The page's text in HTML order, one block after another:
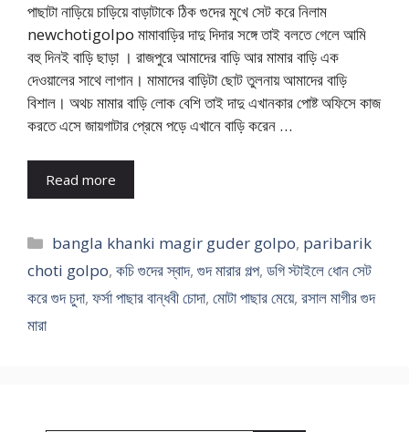
পাছাটা নাড়িয়ে চাড়িয়ে বাড়াটাকে ঠিক গুদের মুখে সেট করে নিলাম
newchotigolpo মামাবাড়ির দাদু দিদার সঙ্গে তাই বলতে গেলে আমি
বহু দিনই বাড়ি ছাড়া । রাজপুরে আমাদের বাড়ি আর মামার বাড়ি এক
দেওয়ালের সাথে লাগান। মামাদের বাড়িটা ছোট তুলনায় আমাদের বাড়ি
বিশাল। অথচ মামার বাড়ি লোক বেশি তাই দাদু এখানকার পোষ্ট অফিসে কাজ
করতে এসে জায়গাটার প্রেমে পড়ে এখানে বাড়ি করেন …
Read more
Categories
bangla khanki magir guder golpo, paribarik
choti golpo, কচি গুদের স্বাদ, গুদ মারার গল্প, ডগি স্টাইলে ধোন সেট
করে গুদ চুদা, ফর্সা পাছার বান্ধবী চোদা, মোটা পাছার মেয়ে, রসাল মাগীর গুদ
মারা